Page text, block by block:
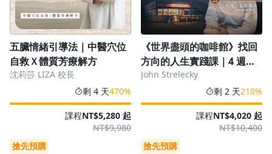
五臟情緒引導法｜中醫穴位
自救Ｘ體質芳療解方
沈莉莎 LIZA 校長
剩 4 天470%
課程
NT$9,980
NT$5,280 起
搶先預購
《世界盡頭的咖啡館》找回
方向的人生實踐課｜4 週深
度自我對話，重新掌握主導
John Strelecky
剩 2 天218%
課程
NT$10,400
NT$4,020 起
搶先預購